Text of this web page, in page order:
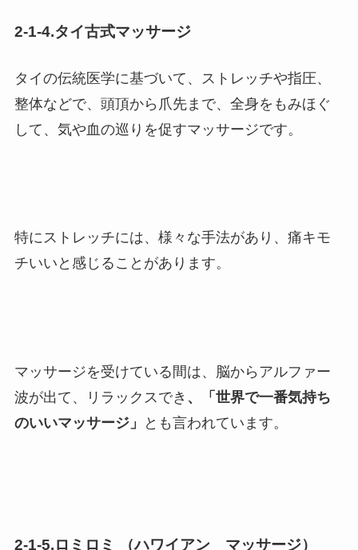
2-1-4.タイ古式マッサージ
タイの伝統医学に基づいて、ストレッチや指圧、
整体などで、頭頂から爪先まで、全身をもみほぐ
して、気や血の巡りを促すマッサージです。
特にストレッチには、様々な手法があり、痛キモ
チいいと感じることがあります。
マッサージを受けている間は、脳からアルファー
波が出て、リラックスでき 、「世界で一番気持ち
のいいマッサージ」
とも言われています。
2-1-5.ロミロミ （ハワイアン マッサージ）